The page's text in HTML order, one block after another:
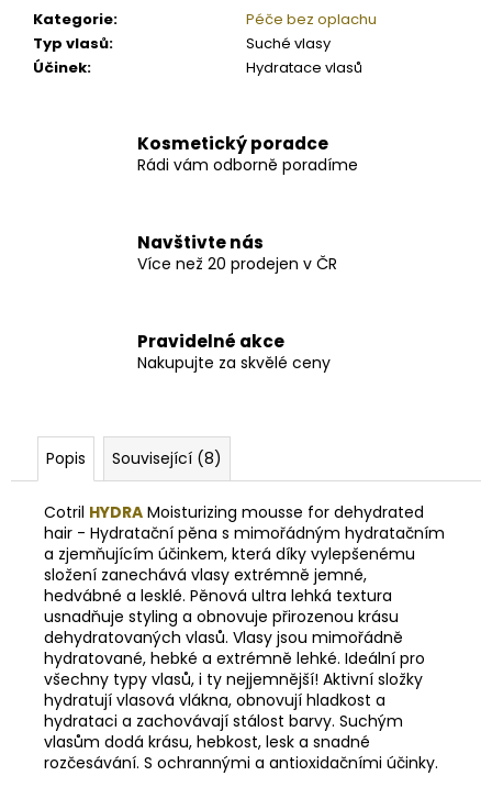
Kategorie:
Péče bez oplachu
Typ vlasů:
Suché vlasy
Účinek: Hydratace vlasů
Kosmetický poradce
Rádi vám odborně poradíme
Navštivte nás
Více než 20 prodejen v ČR
Pravidelné akce
Nakupujte za skvělé ceny
Popis Související (8)
Cotril HYDRA Moisturizing mousse for dehydrated
hair - Hydratační pěna s mimořádným hydratačním
a zjemňujícím účinkem, která díky vylepšenému
složení zanechává vlasy extrémně jemné,
hedvábné a lesklé. Pěnová ultra lehká textura
usnadňuje styling a obnovuje přirozenou krásu
dehydratovaných vlasů. Vlasy jsou mimořádně
hydratované, hebké a extrémně lehké. Ideální pro
všechny typy vlasů, i ty nejjemnější! Aktivní složky
hydratují vlasová vlákna, obnovují hladkost a
hydrataci a zachovávají stálost barvy. Suchým
vlasům dodá krásu, hebkost, lesk a snadné
rozčesávání. S ochrannými a antioxidačními účinky.